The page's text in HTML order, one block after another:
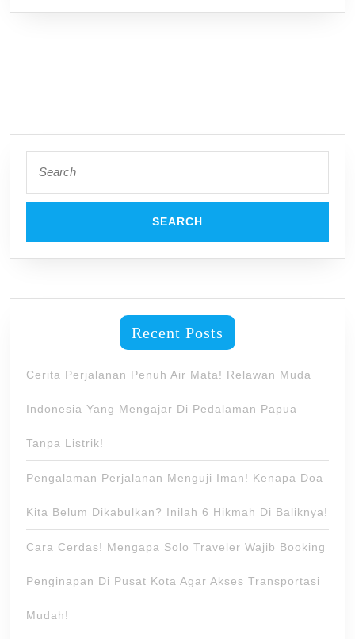
Solo
for:
Recent Posts
Cerita Perjalanan Penuh Air Mata! Relawan Muda
Indonesia Yang Mengajar Di Pedalaman Papua
Tanpa Listrik!
Pengalaman Perjalanan Menguji Iman! Kenapa Doa
Kita Belum Dikabulkan? Inilah 6 Hikmah Di Baliknya!
Cara Cerdas! Mengapa Solo Traveler Wajib Booking
Penginapan Di Pusat Kota Agar Akses Transportasi
Mudah!